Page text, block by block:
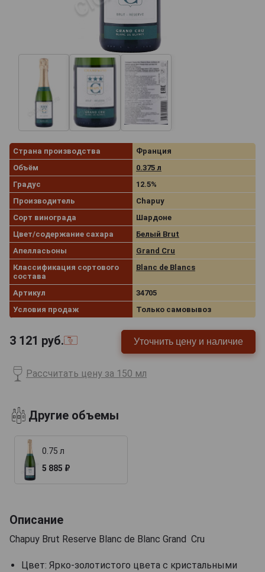
Страна производства
Франция
Объём
0.375 л
Градус
12.5%
Производитель
Chapuy
Сорт винограда
Шардоне
Цвет/содержание сахара
Белый Brut
Апелласьоны
Grand Cru
Классификация сортового
состава
Blanc de Blancs
Артикул
34705
Условия продаж
Только самовывоз
3 121 руб. Уточнить цену и наличие
Рассчитать цену за 150 мл
Другие объемы
0.75 л
5 885 ₽
Описание
Chapuy Brut Reserve Blanc de Blanc Grand Cru
Цвет: Ярко-золотистого цвета с кристальными